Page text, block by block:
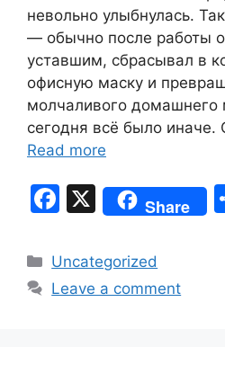
невольно улыбнулась.
— обычно после работы
уставшим, сбрасывал в
офисную маску и
молчаливого
сегодня всё было иначе.
Read more
F
c
e
X Share
Categories
Uncategorized
Leave a comment